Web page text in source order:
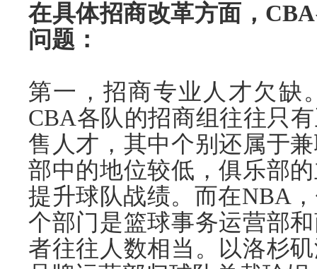
在具体招商改革方面，
问题：
第一，招商专业人才欠缺
CBA各队的招商组往往只
售人才，其中个别还属于
部中的地位较低，俱乐部
提升球队战绩。而在NBA
个部门是篮球事务运营部
者往往人数相当。以洛杉